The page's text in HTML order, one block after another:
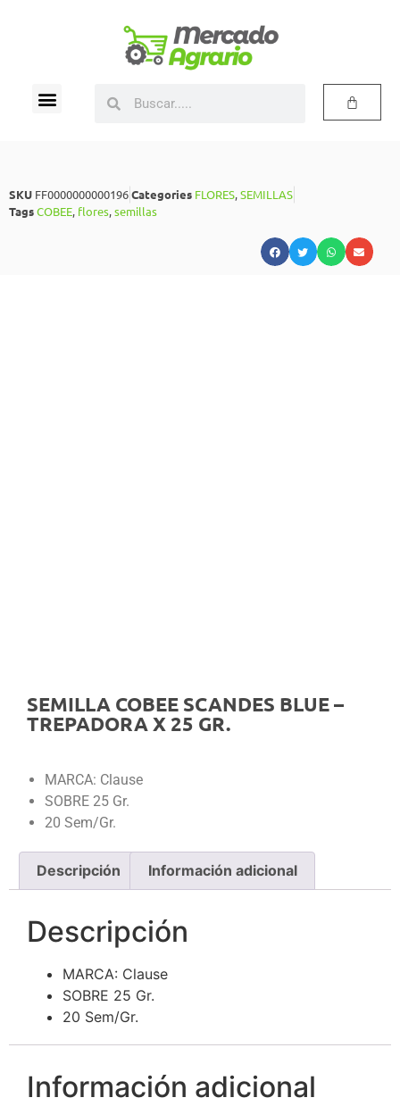
SKU FF0000000000196Categories FLORES,SEMILLAS
TagsCOBEE, flores,semillas
SEMILLA COBEE SCANDES BLUE –
TREPADORA X 25 GR.
MARCA: Clause
SOBRE 25 Gr.
20 Sem/Gr.
Descripción Información adicional
Descripción
MARCA: Clause
SOBRE 25 Gr.
20 Sem/Gr.
Información adicional